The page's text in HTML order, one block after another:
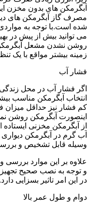
آبگرمکن های بدون مخزن
مصرف گاز آبگرمکن های
شده است.با توجه به
می توانید بیش از پیش در
روشن نشدن مشعل
زمینه بیشتر مواقع با یک
فشار آب
اگر فشار آب در محل زندگی
انتخاب آبگرمکن مناسب
کم فشار نیز حداقل
اینصورت آبگرمکن روشن
از آبگرمکن مخزنی
آب گرم در آبگرمکن
وسیله قابل تشخیص و
علاوه بر این موارد
و توجه به نصب صحیح
در این امر تاثیر بسزایی دارد.
دوام و طول عمر بالا